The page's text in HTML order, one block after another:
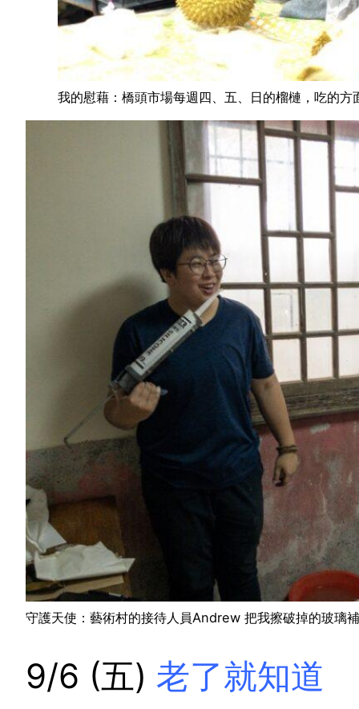
我的慰藉：橋頭市場每週四、五、日的榴槤，吃的
守護天使：藝術村的接待人員Andrew 把我擦破掉的玻璃
9/6 (五) 老了就知道